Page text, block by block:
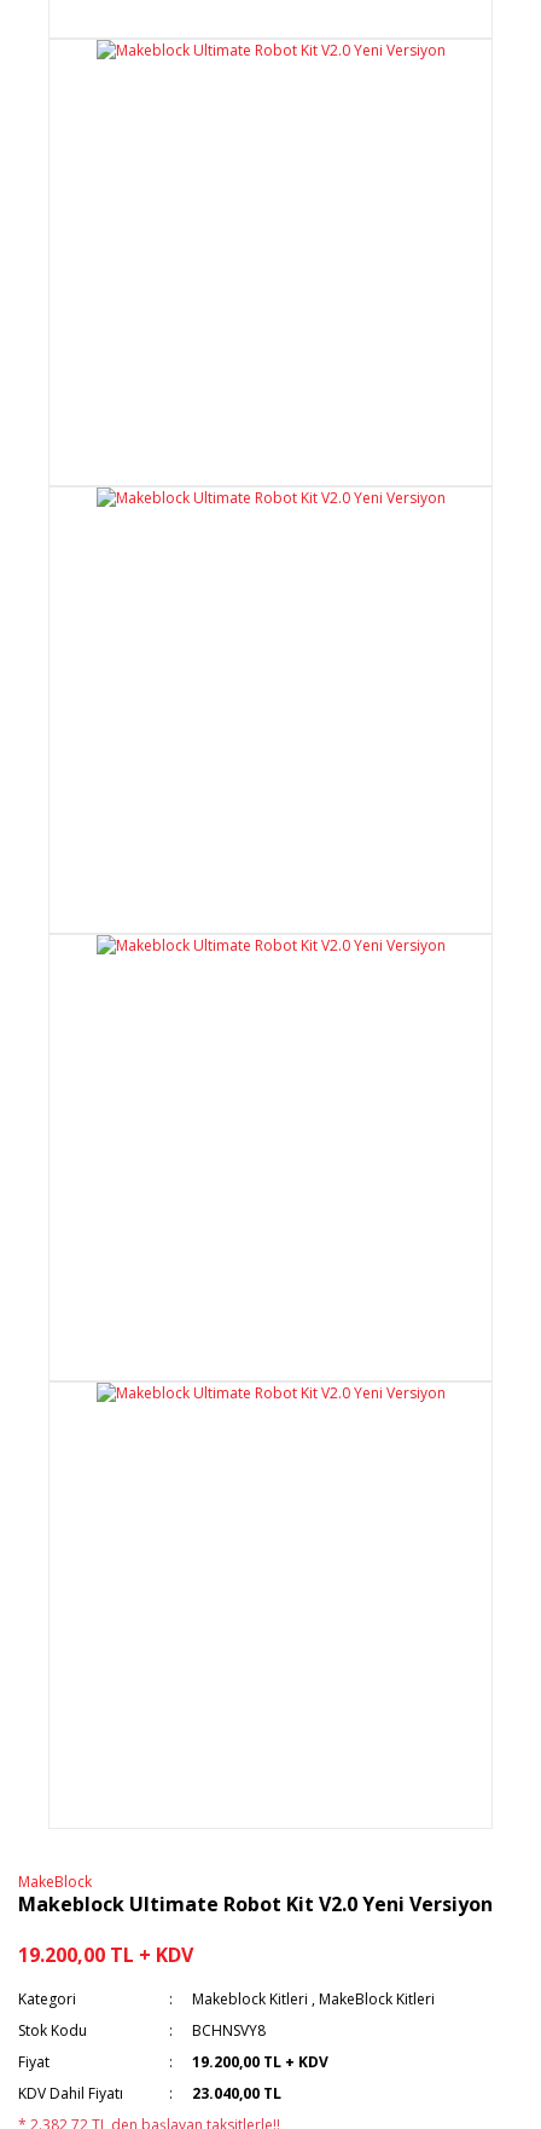
MakeBlock
Makeblock Ultimate Robot Kit V2.0 Yeni Versiyon
19.200,00 TL + KDV
Kategori Makeblock Kitleri ,MakeBlock Kitleri
Stok Kodu
BCHNSVY8
Fiyat
19.200,00 TL + KDV
KDV Dahil Fiyatı
23.040,00 TL
* 2.382,72 TL den başlayan taksitlerle!!